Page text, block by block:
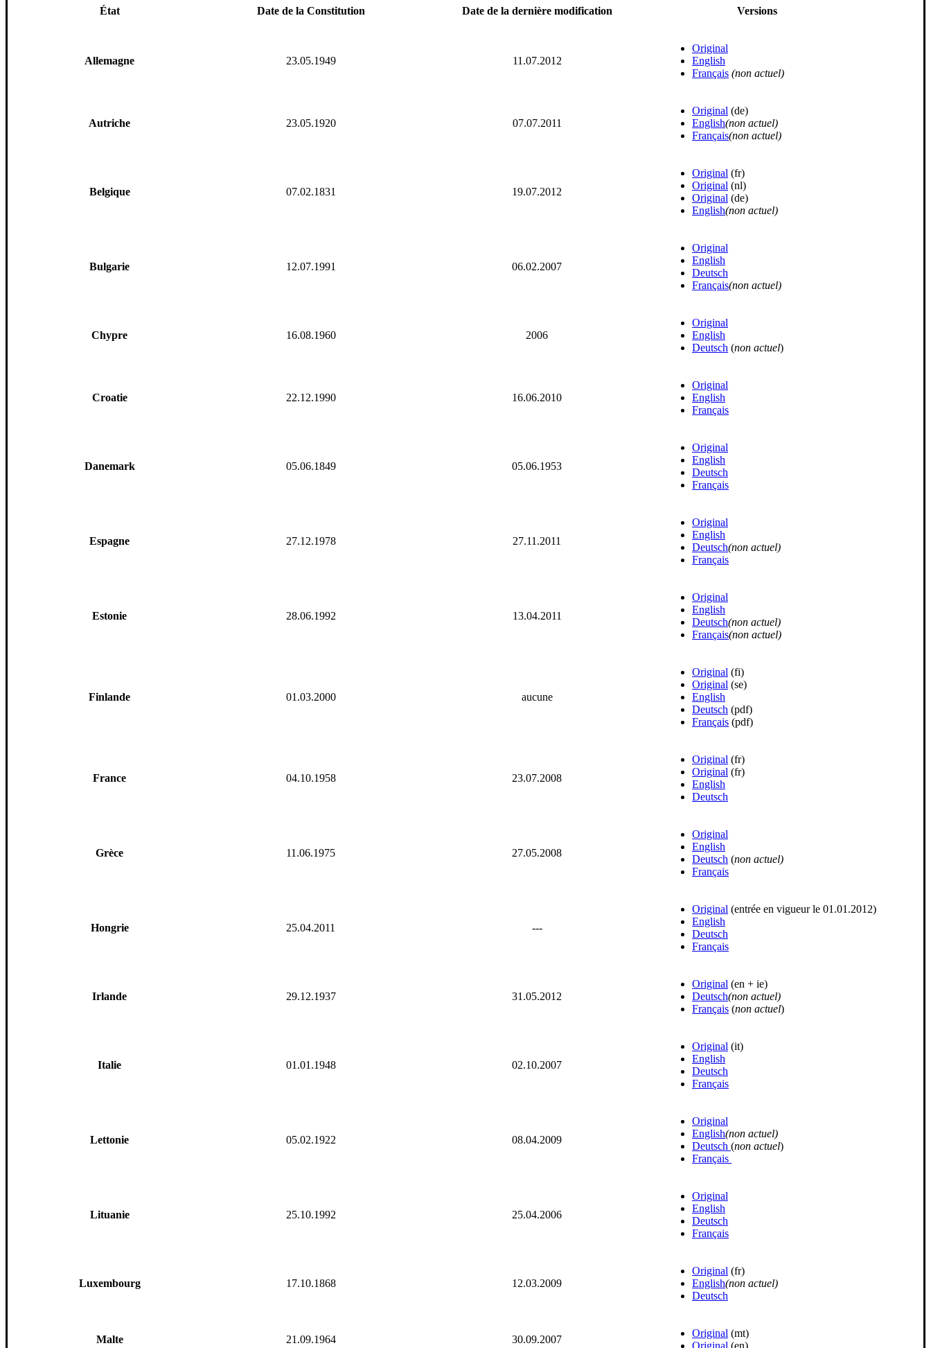
État Date de la Constitution Date de la dernière modification Versions
Allemagne 23.05.1949 11.07.2012
Original
English
Français (non actuel)
Autriche 23.05.1920 07.07.2011
Original (de)
English(non actuel)
Français(non actuel)
Belgique 07.02.1831 19.07.2012
Original (fr)
Original (nl)
Original (de)
English(non actuel)
Bulgarie 12.07.1991 06.02.2007
Original
English
Deutsch
Français(non actuel)
Chypre 16.08.1960 2006
Original
English
Deutsch (non actuel)
Croatie 22.12.1990 16.06.2010
Original
English
Français
Danemark 05.06.1849 05.06.1953
Original
English
Deutsch
Français
Espagne 27.12.1978 27.11.2011
Original
English
Deutsch(non actuel)
Français
Estonie 28.06.1992 13.04.2011
Original
English
Deutsch(non actuel)
Français(non actuel)
Finlande 01.03.2000 aucune
Original (fi)
Original (se)
English
Deutsch (pdf)
Français (pdf)
France 04.10.1958 23.07.2008
Original (fr)
Original (fr)
English
Deutsch
Grèce 11.06.1975 27.05.2008
Original
English
Deutsch (non actuel)
Français
Hongrie 25.04.2011 ---
Original (entrée en vigueur le 01.01.2012)
English
Deutsch
Français
Irlande 29.12.1937 31.05.2012
Original (en + ie)
Deutsch(non actuel)
Français (non actuel)
Italie 01.01.1948 02.10.2007
Original (it)
English
Deutsch
Français
Lettonie 05.02.1922 08.04.2009
Original
English(non actuel)
Deutsch (non actuel)
Français
Lituanie 25.10.1992 25.04.2006
Original
English
Deutsch
Français
Luxembourg 17.10.1868 12.03.2009
Original (fr)
English(non actuel)
Deutsch
Malte 21.09.1964 30.09.2007
Original (mt)
Original (en)